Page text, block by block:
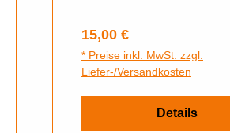
Regulärer Preis:
15,00 €
* Preise inkl. MwSt. zzgl.
Liefer-/Versandkosten
Details